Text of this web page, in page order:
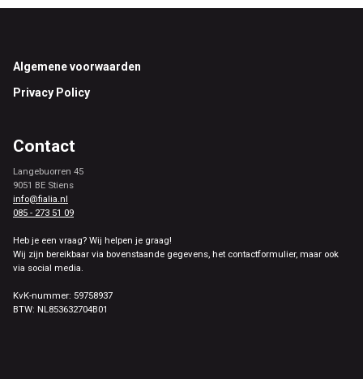
Footer
Algemene voorwaarden
Privacy Policy
Contact
Langebuorren 45
9051 BE Stiens
info@fialia.nl
085 - 273 51 09
Heb je een vraag? Wij helpen je graag!
Wij zijn bereikbaar via bovenstaande gegevens, het contactformulier, maar ook
via social media.
KvK-nummer: 59758937
BTW: NL853632704B01